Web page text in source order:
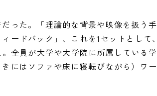
った。「理論的な背景や映像を扱う手
ードバック」、これを1セットとして、
全員が大学や大学院に所属している学
にはソファや床に寝転びながら）ワー